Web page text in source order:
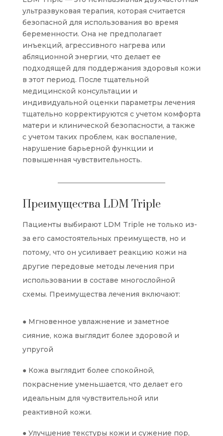
ультразвуковая терапия, которая считается
безопасной для использования во время
беременности. Она не предполагает
инъекций, агрессивного нагрева или
абляционной энергии, что делает ее
подходящей для поддержания здоровья кожи
в этот период. После тщательной
медицинской консультации и
индивидуальной оценки параметры лечения
тщательно корректируются с учетом комфорта
матери и клинической безопасности, а также
с учетом таких проблем, как воспаление,
нарушение барьерной функции и
повышенная чувствительность.
Преимущества LDM Triple
Пациенты выбирают LDM Triple не только из-
за его самостоятельных преимуществ, но и
потому, что он усиливает реакцию кожи на
другие передовые методы лечения при
использовании в составе многослойной
схемы. Преимущества лечения включают:
● Мгновенное увлажнение и заметное
сияние, кожа выглядит более здоровой и
упругой
● Кожа выглядит более спокойной,
покраснение уменьшается, что делает его
идеальным для чувствительной или
реактивной кожи.
● Улучшение текстуры кожи и сужение пор,